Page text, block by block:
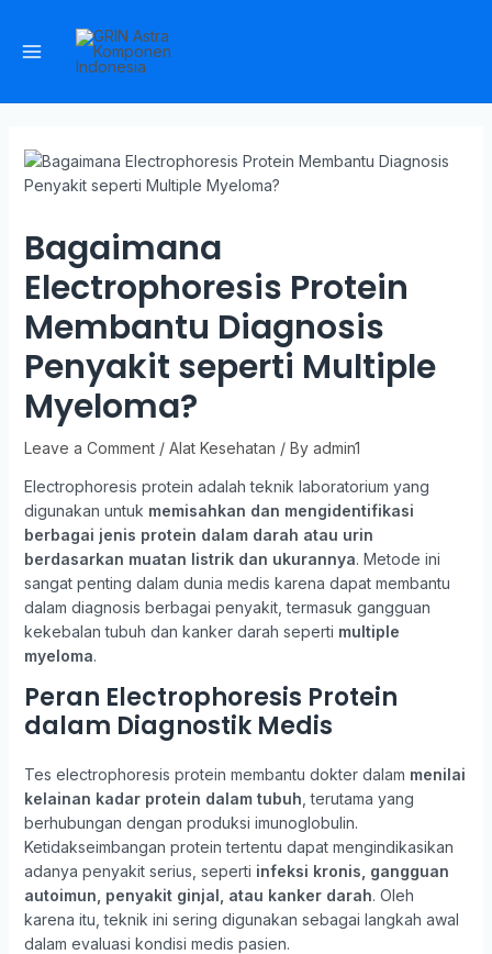
Bagaimana
Electrophoresis Protein
Membantu Diagnosis
Penyakit seperti Multiple
Myeloma?
Leave a Comment / Alat Kesehatan / By admin1
Electrophoresis protein adalah teknik laboratorium yang
digunakan untuk memisahkan dan mengidentifikasi
berbagai jenis protein dalam darah atau urin
berdasarkan muatan listrik dan ukurannya. Metode ini
sangat penting dalam dunia medis karena dapat membantu
dalam diagnosis berbagai penyakit, termasuk gangguan
kekebalan tubuh dan kanker darah seperti multiple
myeloma.
Peran Electrophoresis Protein
dalam Diagnostik Medis
Tes electrophoresis protein membantu dokter dalam menilai
kelainan kadar protein dalam tubuh , terutama yang
berhubungan dengan produksi imunoglobulin.
Ketidakseimbangan protein tertentu dapat mengindikasikan
adanya penyakit serius, seperti infeksi kronis, gangguan
autoimun, penyakit ginjal, atau kanker darah. Oleh
karena itu, teknik ini sering digunakan sebagai langkah awal
dalam evaluasi kondisi medis pasien.